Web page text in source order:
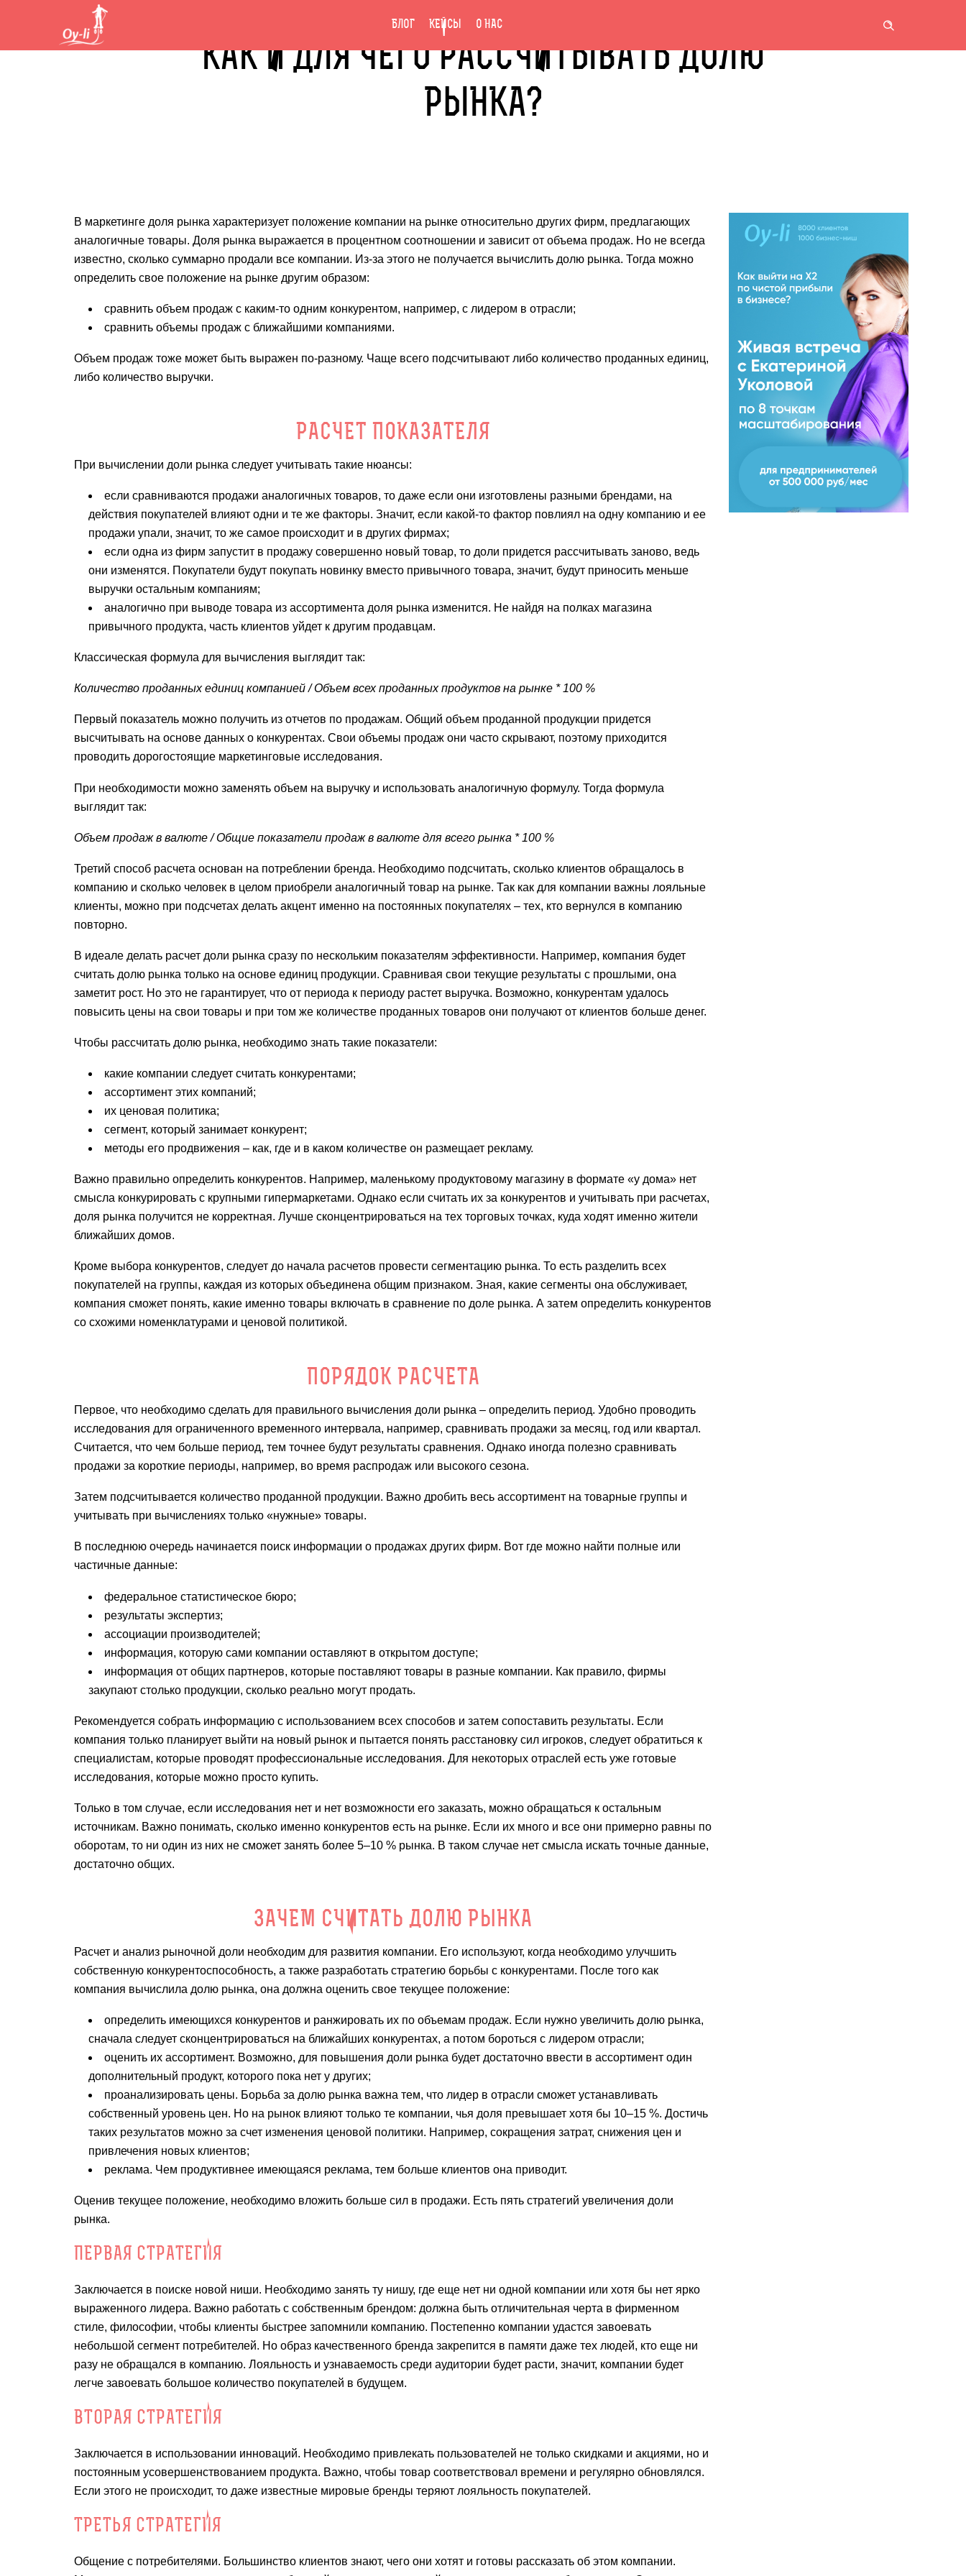
БЛОГ КЕЙСЫ О НАС
КАК И ДЛЯ ЧЕГО РАССЧИТЫВАТЬ ДОЛЮ
РЫНКА?
В маркетинге доля рынка характеризует положение компании на рынке относительно других фирм, предлагающих
аналогичные товары. Доля рынка выражается в процентном соотношении и зависит от объема продаж. Но не всегда
известно, сколько суммарно продали все компании. Из-за этого не получается вычислить долю рынка. Тогда можно
определить свое положение на рынке другим образом:
сравнить объем продаж с каким-то одним конкурентом, например, с лидером в отрасли;
сравнить объемы продаж с ближайшими компаниями.
Объем продаж тоже может быть выражен по-разному. Чаще всего подсчитывают либо количество проданных единиц,
либо количество выручки.
РАСЧЕТ ПОКАЗАТЕЛЯ
При вычислении доли рынка следует учитывать такие нюансы:
если сравниваются продажи аналогичных товаров, то даже если они изготовлены разными брендами, на
действия покупателей влияют одни и те же факторы. Значит, если какой-то фактор повлиял на одну компанию и ее
продажи упали, значит, то же самое происходит и в других фирмах;
если одна из фирм запустит в продажу совершенно новый товар, то доли придется рассчитывать заново, ведь
они изменятся. Покупатели будут покупать новинку вместо привычного товара, значит, будут приносить меньше
выручки остальным компаниям;
аналогично при выводе товара из ассортимента доля рынка изменится. Не найдя на полках магазина
привычного продукта, часть клиентов уйдет к другим продавцам.
Классическая формула для вычисления выглядит так:
Количество проданных единиц компанией / Объем всех проданных продуктов на рынке * 100 %
Первый показатель можно получить из отчетов по продажам. Общий объем проданной продукции придется
высчитывать на основе данных о конкурентах. Свои объемы продаж они часто скрывают, поэтому приходится
проводить дорогостоящие маркетинговые исследования.
При необходимости можно заменять объем на выручку и использовать аналогичную формулу. Тогда формула
выглядит так:
Объем продаж в валюте / Общие показатели продаж в валюте для всего рынка * 100 %
Третий способ расчета основан на потреблении бренда. Необходимо подсчитать, сколько клиентов обращалось в
компанию и сколько человек в целом приобрели аналогичный товар на рынке. Так как для компании важны лояльные
клиенты, можно при подсчетах делать акцент именно на постоянных покупателях – тех, кто вернулся в компанию
повторно.
В идеале делать расчет доли рынка сразу по нескольким показателям эффективности. Например, компания будет
считать долю рынка только на основе единиц продукции. Сравнивая свои текущие результаты с прошлыми, она
заметит рост. Но это не гарантирует, что от периода к периоду растет выручка. Возможно, конкурентам удалось
повысить цены на свои товары и при том же количестве проданных товаров они получают от клиентов больше денег.
Чтобы рассчитать долю рынка, необходимо знать такие показатели:
какие компании следует считать конкурентами;
ассортимент этих компаний;
их ценовая политика;
сегмент, который занимает конкурент;
методы его продвижения – как, где и в каком количестве он размещает рекламу.
Важно правильно определить конкурентов. Например, маленькому продуктовому магазину в формате «у дома» нет
смысла конкурировать с крупными гипермаркетами. Однако если считать их за конкурентов и учитывать при расчетах,
доля рынка получится не корректная. Лучше сконцентрироваться на тех торговых точках, куда ходят именно жители
ближайших домов.
Кроме выбора конкурентов, следует до начала расчетов провести сегментацию рынка. То есть разделить всех
покупателей на группы, каждая из которых объединена общим признаком. Зная, какие сегменты она обслуживает,
компания сможет понять, какие именно товары включать в сравнение по доле рынка. А затем определить конкурентов
со схожими номенклатурами и ценовой политикой.
ПОРЯДОК РАСЧЕТА
Первое, что необходимо сделать для правильного вычисления доли рынка – определить период. Удобно проводить
исследования для ограниченного временного интервала, например, сравнивать продажи за месяц, год или квартал.
Считается, что чем больше период, тем точнее будут результаты сравнения. Однако иногда полезно сравнивать
продажи за короткие периоды, например, во время распродаж или высокого сезона.
Затем подсчитывается количество проданной продукции. Важно дробить весь ассортимент на товарные группы и
учитывать при вычислениях только «нужные» товары.
В последнюю очередь начинается поиск информации о продажах других фирм. Вот где можно найти полные или
частичные данные:
федеральное статистическое бюро;
результаты экспертиз;
ассоциации производителей;
информация, которую сами компании оставляют в открытом доступе;
информация от общих партнеров, которые поставляют товары в разные компании. Как правило, фирмы
закупают столько продукции, сколько реально могут продать.
Рекомендуется собрать информацию с использованием всех способов и затем сопоставить результаты. Если
компания только планирует выйти на новый рынок и пытается понять расстановку сил игроков, следует обратиться к
специалистам, которые проводят профессиональные исследования. Для некоторых отраслей есть уже готовые
исследования, которые можно просто купить.
Только в том случае, если исследования нет и нет возможности его заказать, можно обращаться к остальным
источникам. Важно понимать, сколько именно конкурентов есть на рынке. Если их много и все они примерно равны по
оборотам, то ни один из них не сможет занять более 5–10 % рынка. В таком случае нет смысла искать точные данные,
достаточно общих.
ЗАЧЕМ СЧИТАТЬ ДОЛЮ РЫНКА
Расчет и анализ рыночной доли необходим для развития компании. Его используют, когда необходимо улучшить
собственную конкурентоспособность, а также разработать стратегию борьбы с конкурентами. После того как
компания вычислила долю рынка, она должна оценить свое текущее положение:
определить имеющихся конкурентов и ранжировать их по объемам продаж. Если нужно увеличить долю рынка,
сначала следует сконцентрироваться на ближайших конкурентах, а потом бороться с лидером отрасли;
оценить их ассортимент. Возможно, для повышения доли рынка будет достаточно ввести в ассортимент один
дополнительный продукт, которого пока нет у других;
проанализировать цены. Борьба за долю рынка важна тем, что лидер в отрасли сможет устанавливать
собственный уровень цен. Но на рынок влияют только те компании, чья доля превышает хотя бы 10–15 %. Достичь
таких результатов можно за счет изменения ценовой политики. Например, сокращения затрат, снижения цен и
привлечения новых клиентов;
реклама. Чем продуктивнее имеющаяся реклама, тем больше клиентов она приводит.
Оценив текущее положение, необходимо вложить больше сил в продажи. Есть пять стратегий увеличения доли
рынка.
ПЕРВАЯ СТРАТЕГИЯ
Заключается в поиске новой ниши. Необходимо занять ту нишу, где еще нет ни одной компании или хотя бы нет ярко
выраженного лидера. Важно работать с собственным брендом: должна быть отличительная черта в фирменном
стиле, философии, чтобы клиенты быстрее запомнили компанию. Постепенно компании удастся завоевать
небольшой сегмент потребителей. Но образ качественного бренда закрепится в памяти даже тех людей, кто еще ни
разу не обращался в компанию. Лояльность и узнаваемость среди аудитории будет расти, значит, компании будет
легче завоевать большое количество покупателей в будущем.
ВТОРАЯ СТРАТЕГИЯ
Заключается в использовании инноваций. Необходимо привлекать пользователей не только скидками и акциями, но и
постоянным усовершенствованием продукта. Важно, чтобы товар соответствовал времени и регулярно обновлялся.
Если этого не происходит, то даже известные мировые бренды теряют лояльность покупателей.
ТРЕТЬЯ СТРАТЕГИЯ
Общение с потребителями. Большинство клиентов знают, чего они хотят и готовы рассказать об этом компании.